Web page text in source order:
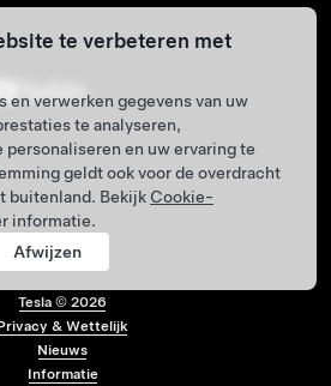
Menu voettekst
Tesla © 2026
& Wettelijk
Nieuws
Informatie
te verbeteren met
en verwerken gegevens van uw
te analyseren,
en uw ervaring te
geldt ook voor de overdracht
buitenland. Bekijk Cookie-
informatie.
Afwijzen